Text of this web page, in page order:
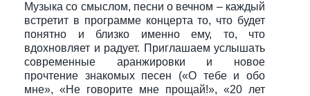
Музыка со смыслом, песни о вечном – каждый
встретит в программе концерта то, что будет
понятно и близко именно ему, то, что
вдохновляет и радует. Приглашаем услышать
современные аранжировки и новое
прочтение знакомых песен («О тебе и обо
мне», «Не говорите мне прощай!», «20 лет